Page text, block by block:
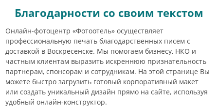
Благодарности со своим текстом
Онлайн-фотоцентр «Фотоотель» осуществляет
профессиональную печать благодарственных писем с
доставкой в Воскресенске. Мы помогаем бизнесу, НКО и
частным клиентам выразить искреннюю признательность
партнерам, спонсорам и сотрудникам. На этой странице Вы
можете быстро загрузить готовый корпоративный макет
или создать уникальный дизайн прямо на сайте, используя
удобный онлайн-конструктор.